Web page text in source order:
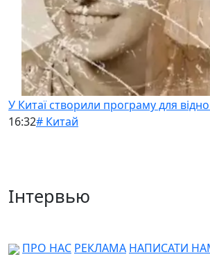
У Китаї створили програму для
16:32# Китай
Інтервью
ПРО НАС РЕКЛАМА НАПИСАТИ